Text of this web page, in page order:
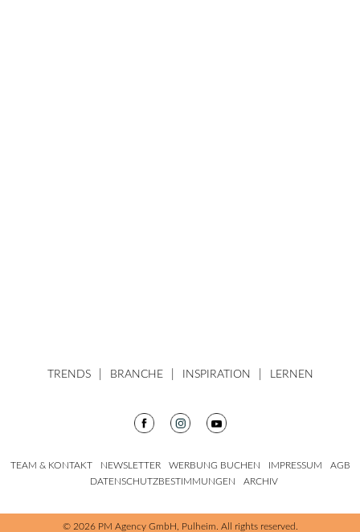
TRENDS BRANCHE INSPIRATION LERNEN
TEAM & KONTAKT NEWSLETTER WERBUNG BUCHEN IMPRESSUM
AGB
DATENSCHUTZBESTIMMUNGEN
ARCHIV
© 2026 PM Agency GmbH, Pulheim. All rights reserved.